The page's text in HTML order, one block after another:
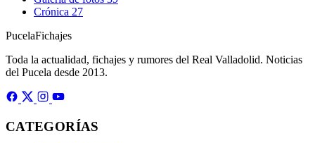
Crónica 27
PucelaFichajes
Toda la actualidad, fichajes y rumores del Real Valladolid. Noticias
del Pucela desde 2013.
CATEGORÍAS